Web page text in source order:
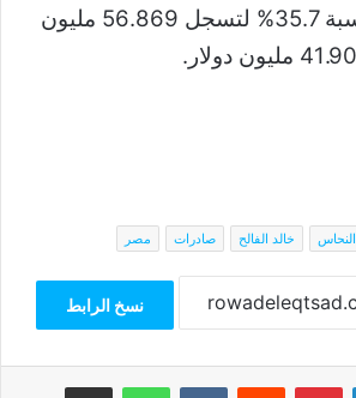
أو صلب- فولاذ بنسبة 35.7% لتسجل 56.869 مليون
النحاس خالد الفالح صادرات مصر
نسخ الرابط
لينكدإن بينتيريست واتساب مشاركة عبر البريد